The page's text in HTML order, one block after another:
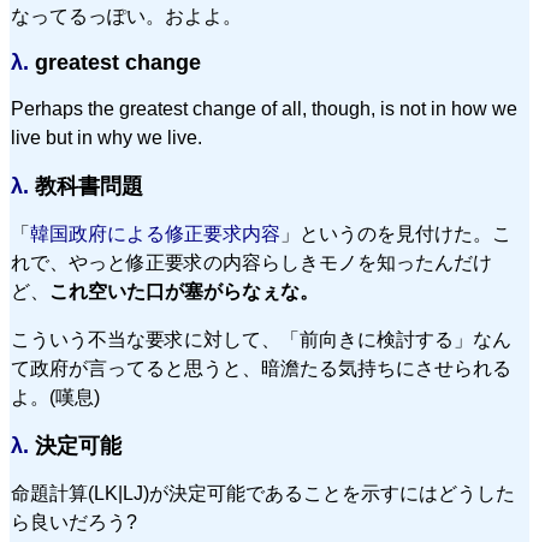
なってるっぽい。およよ。
λ. greatest change
Perhaps the greatest change of all, though, is not in how we
live but in why we live.
λ. 教科書問題
「 韓国政府による修正要求内容 」というのを見付けた。こ
れで、やっと修正要求の内容らしきモノを知ったんだけ
ど、 これ空いた口が塞がらなぇな。
こういう不当な要求に対して、「前向きに検討する」なん
て政府が言ってると思うと、暗澹たる気持ちにさせられる
よ。(嘆息)
λ. 決定可能
命題計算(LK|LJ)が決定可能であることを示すにはどうした
ら良いだろう?